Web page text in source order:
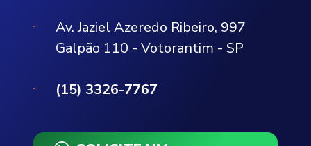
Av. Jaziel Azeredo Ribeiro, 997
Galpão 110 - Votorantim - SP
(15) 3326-7767